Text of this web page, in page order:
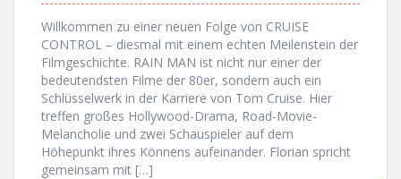
Willkommen zu einer neuen Folge von CRUISE
CONTROL – diesmal mit einem echten Meilenstein der
Filmgeschichte. RAIN MAN ist nicht nur einer der
bedeutendsten Filme der 80er, sondern auch ein
Schlüsselwerk in der Karriere von Tom Cruise. Hier
treffen großes Hollywood-Drama, Road-Movie-
Melancholie und zwei Schauspieler auf dem
Höhepunkt ihres Könnens aufeinander. Florian spricht
gemeinsam mit […]